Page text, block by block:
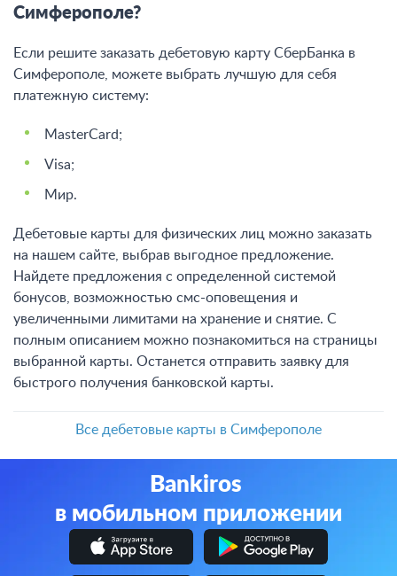
Симферополе?
Если решите заказать дебетовую карту СберБанка в
Симферополе, можете выбрать лучшую для себя
платежную систему:
MasterCard;
Visa;
Мир.
Дебетовые карты для физических лиц можно заказать
на нашем сайте, выбрав выгодное предложение.
Найдете предложения с определенной системой
бонусов, возможностью смс-оповещения и
увеличенными лимитами на хранение и снятие. С
полным описанием можно познакомиться на страницы
выбранной карты. Останется отправить заявку для
быстрого получения банковской карты.
Все дебетовые карты в Симферополе
Bankiros
в мобильном приложении